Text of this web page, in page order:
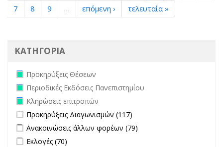
7
8 9 … επόμενη › τελευταία »
ΚΑΤΗΓΟΡΙΑ
Remove Προκηρύξεις Θέσεων filter
Προκηρύξεις Θέσεων
Remove Περιοδικές Εκδόσεις Πανεπιστημίου filter
Περιοδικές Εκδόσεις Πανεπιστημίου
Remove Κληρώσεις επιτροπών filter
Κληρώσεις επιτροπών
Apply Προκηρύξεις Διαγωνισμών filter
Προκηρύξεις Διαγωνισμών (117)
Apply Ανακοινώσεις άλλων φορέων filter
Ανακοινώσεις άλλων φορέων (79)
Apply Εκλογές filter
Εκλογές (70)